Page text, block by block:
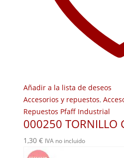
Añadir a la lista de deseos
Accesorios y repuestos,
Repuestos Pfaff Industrial
000250 TORNILLO
1,30 € IVA no incluido